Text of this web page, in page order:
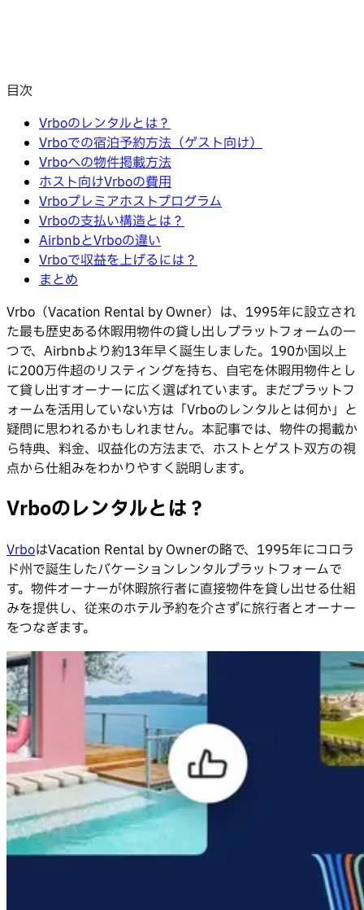
目次
Vrboのレンタルとは？
Vrboでの宿泊予約方法（ゲスト向け）
Vrboへの物件掲載方法
ホスト向けVrboの費用
Vrboプレミアホストプログラム
Vrboの支払い構造とは？
AirbnbとVrboの違い
Vrboで収益を上げるには？
まとめ
Vrbo（Vacation Rental by Owner）は、1995年に設立され
た最も歴史ある休暇用物件の貸し出しプラットフォームの一
つで、Airbnbより約13年早く誕生しました。190か国以上
に200万件超のリスティングを持ち、自宅を休暇用物件とし
て貸し出すオーナーに広く選ばれています。まだプラットフ
ォームを活用していない方は「Vrboのレンタルとは何か」と
疑問に思われるかもしれません。本記事では、物件の掲載か
ら特典、料金、収益化の方法まで、ホストとゲスト双方の視
点から仕組みをわかりやすく説明します。
Vrboのレンタルとは？
VrboはVacation Rental by Ownerの略で、1995年にコロラ
ド州で誕生したバケーションレンタルプラットフォームで
す。物件オーナーが休暇旅行者に直接物件を貸し出せる仕組
みを提供し、従来のホテル予約を介さずに旅行者とオーナー
をつなぎます。